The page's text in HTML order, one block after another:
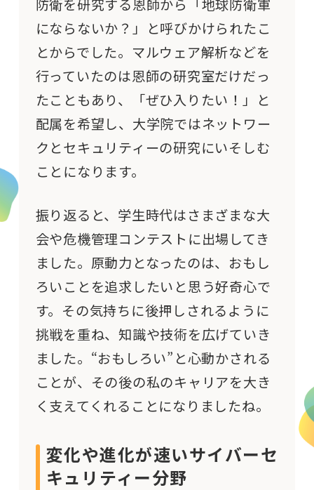
防衛を研究する恩師から「地球防衛軍
にならないか？」と呼びかけられたこ
とからでした。マルウェア解析などを
行っていたのは恩師の研究室だけだっ
たこともあり、「ぜひ入りたい！」と
配属を希望し、大学院ではネットワー
クとセキュリティーの研究にいそしむ
ことになります。
振り返ると、学生時代はさまざまな大
会や危機管理コンテストに出場してき
ました。原動力となったのは、おもし
ろいことを追求したいと思う好奇心で
す。その気持ちに後押しされるように
挑戦を重ね、知識や技術を広げていき
ました。“おもしろい”と心動かされる
ことが、その後の私のキャリアを大き
く支えてくれることになりましたね。
変化や進化が速いサイバーセ
キュリティー分野